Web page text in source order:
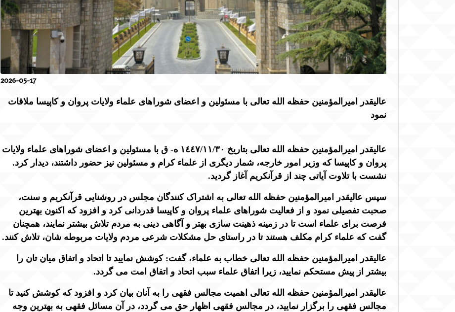
2026-05-17
عالیقدر امیرالمؤمنین حفظه الله تعالی با مسئولین و اعضای شوراهای علماء ولایات پروان و کاپیسا ملاقات
نمود
عالیقدر امیرالمؤمنین حفظه الله تعالی بتاریخ ١٤٤٧/١١/٣٠ ه- ق با مسئولین و اعضای شوراهای علماء ولایات
پروان و کاپیسا که وزیر امور خارجه، شمار دیگری از علماء کرام و مسئولین نیز حضور داشتند، دیدار کرد.
نشست با تلاوت آیاتی چند از قرآنکریم آغاز گردید.
سپس عالیقدر امیرالمؤمنین حفظه الله تعالی به اشتراک کنندگان مجلس در روشنایی قرآنکریم و سنت،
صحبت تفصیلی نمود و از فعالیت شوراهای علماء پروان و کاپیسا قدردانی کرد و افزود که اکنون بهترین
فرصت برای علماء است تا در زمینه ذهینت سازی بهتر و آگاهی دینی به مردم تلاش بیشتر نمایند، همچنان
گفت که علماء کرام مکلف هستند تا در راستای حل مشکلات شرعی مردم ولایات مربوطه شان، تلاش کنند.
عالیقدر امیرالمؤمنین حفظه الله تعالی خطاب به علماء، گفت: کوشش نمایید تا اتحاد و اتفاق میان تان را
بیشتر از پیش مستحکم نمایید، زیرا اتفاق علماء سبب اتحاد و اتفاق امت می گردد.
عالیقدر امیرالمؤمنین حفظه الله تعالی اهمیت مجالس فقهی را به آنان بیان کرد و افزود که کوشش کنید تا
مجالس فقهی را برگزار نمایید، در مجالس فقهی اظهار حق می گردد، در آن مسائل فقهی به بهترین وجه